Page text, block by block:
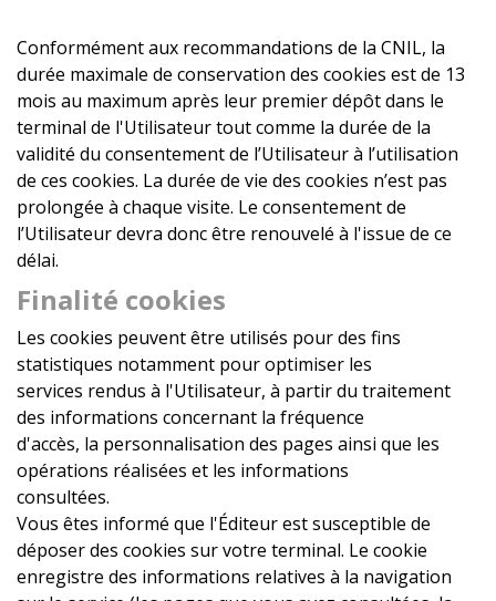
Conformément aux recommandations de la CNIL, la
durée maximale de conservation des cookies est de 13
mois au maximum après leur premier dépôt dans le
terminal de l'Utilisateur tout comme la durée de la
validité du consentement de l’Utilisateur à l’utilisation
de ces cookies. La durée de vie des cookies n’est pas
prolongée à chaque visite. Le consentement de
l’Utilisateur devra donc être renouvelé à l'issue de ce
délai.
Finalité cookies
Les cookies peuvent être utilisés pour des fins
statistiques notamment pour optimiser les
services rendus à l'Utilisateur, à partir du traitement
des informations concernant la fréquence
d'accès, la personnalisation des pages ainsi que les
opérations réalisées et les informations
consultées.
Vous êtes informé que l'Éditeur est susceptible de
déposer des cookies sur votre terminal. Le cookie
enregistre des informations relatives à la navigation